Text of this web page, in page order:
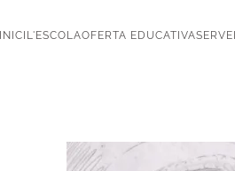
INICI L'ESCOLAOFERTA EDUCATIVA